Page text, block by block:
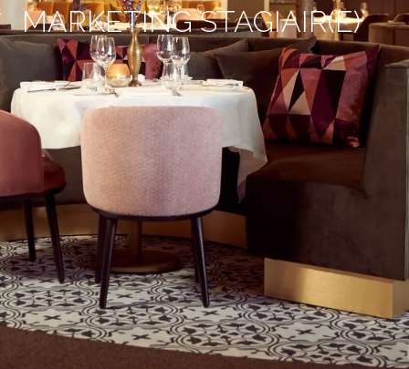
MARKETING STAGIAIR(E)